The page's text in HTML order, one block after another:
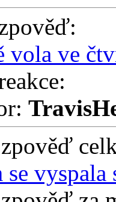
vola ve
vyspala